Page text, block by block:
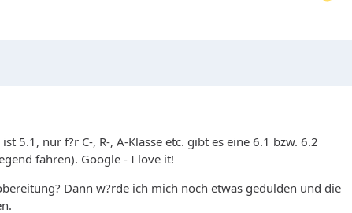
5.1, nur f?r C-, R-, A-Klasse etc. gibt es eine 6.1 bzw. 6.2
fahren). Google - I love it!
Dann w?rde ich mich noch etwas gedulden und die